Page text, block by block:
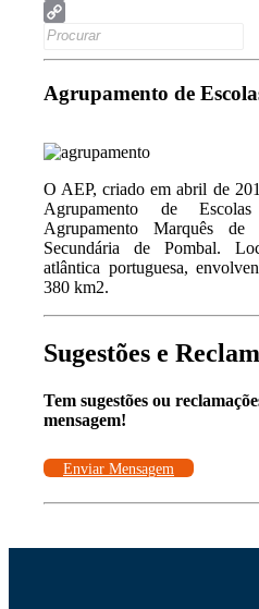
Email
Copy
Link
Search
Agrupamento de
O AEP, criado em abril de
Agrupamento de
Agrupamento Marquês
Secundária de Pombal.
atlântica portuguesa,
380 km2.
Sugestões e
Tem sugestões ou
mensagem!
Enviar Mensagem